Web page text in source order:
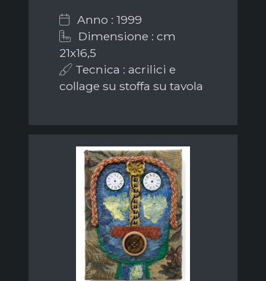
Anno : 1999
Dimensione : cm
21x16,5
Tecnica : acrilici e
collage su stoffa su tavola